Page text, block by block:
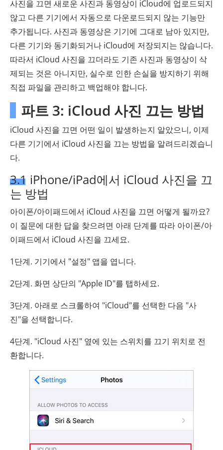
사진을 끄면 새로운 사진과 동영상이 iCloud에 업로드되지
않고 다른 기기에서 자동으로 다운로드되지 않는 기능만
추가됩니다. 사진과 동영상은 기기에 그대로 남아 있지만,
다른 기기와 동기화되거나 iCloud에 저장되지는 ​​않습니다.
따라서 iCloud 사진을 끄더라도 기존 사진과 동영상이 삭
제되는 것은 아니지만, 실수로 인한 손실을 방지하기 위해
직접 파일을 관리하고 백업해야 합니다.
파트 3: iCloud 사진 끄는 방법
iCloud 사진을 끄면 어떤 일이 발생하는지 알았으니, 이제
다른 기기에서 iCloud 사진을 끄는 방법을 알려드리겠습니
다.
3.1 iPhone/iPad에서 iCloud 사진을 끄
는 방법
아이폰/아이패드에서 iCloud 사진을 끄면 어떻게 될까요?
이 질문에 대한 답을 찾으려면 아래 단계를 따라 아이폰/아
이패드에서 iCloud 사진을 끄세요.
1단계. 기기에서 "설정" 앱을 엽니다.
2단계. 화면 상단의 "Apple ID"를 탭하세요.
3단계. 아래로 스크롤하여 "iCloud"를 선택한 다음 "사
진"을 선택합니다.
4단계. "iCloud 사진" 옆에 있는 스위치를 끄기 위치로 전
환합니다.